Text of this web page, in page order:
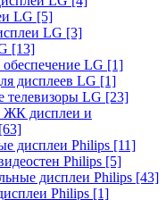
LG [5]
LG [3]
[13]
LG [1]
дисплеев LG [1]
телевизоры LG [23]
ЖК дисплеи и
[63]
дисплеи Philips [11]
Philips [5]
дисплеи Philips [43]
Philips [1]